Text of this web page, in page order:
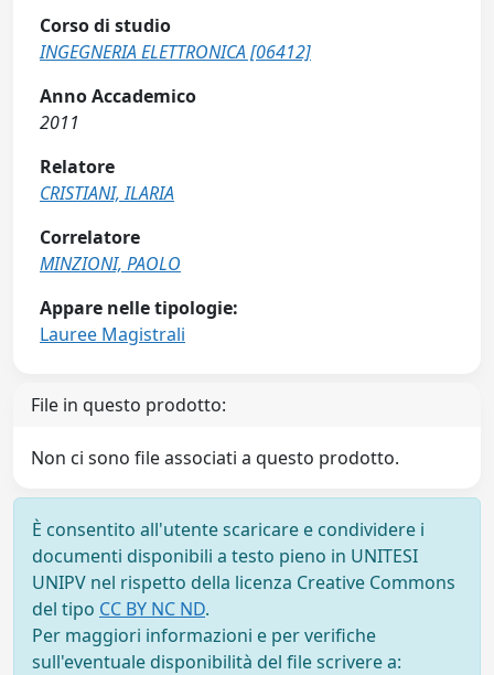
Corso di studio
INGEGNERIA ELETTRONICA [06412]
Anno Accademico
2011
Relatore
CRISTIANI, ILARIA
Correlatore
MINZIONI, PAOLO
Appare nelle tipologie:
Lauree Magistrali
File in questo prodotto:
Non ci sono file associati a questo prodotto.
È consentito all'utente scaricare e condividere i
documenti disponibili a testo pieno in UNITESI
UNIPV nel rispetto della licenza Creative Commons
del tipo CC BY NC ND.
Per maggiori informazioni e per verifiche
sull'eventuale disponibilità del file scrivere a: